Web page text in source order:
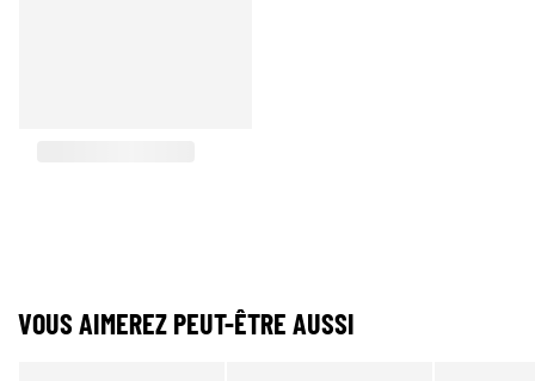
VOUS AIMEREZ PEUT-ÊTRE AUSSI